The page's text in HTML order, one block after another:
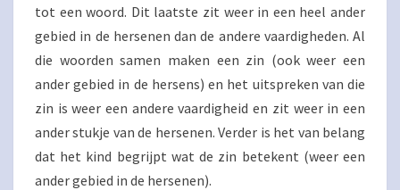
tot een woord. Dit laatste zit weer in een heel ander
gebied in de hersenen dan de andere vaardigheden. Al
die woorden samen maken een zin (ook weer een
ander gebied in de hersens) en het uitspreken van die
zin is weer een andere vaardigheid en zit weer in een
ander stukje van de hersenen. Verder is het van belang
dat het kind begrijpt wat de zin betekent (weer een
ander gebied in de hersenen).